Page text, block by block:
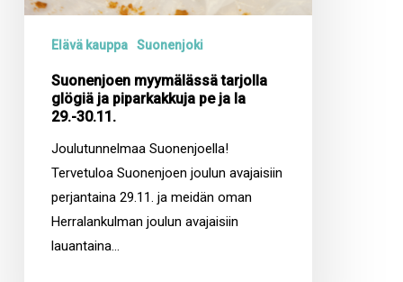
Elävä kauppa Suonenjoki
Suonenjoen myymälässä tarjolla
glögiä ja piparkakkuja pe ja la
29.-30.11.
Joulutunnelmaa Suonenjoella!
Tervetuloa Suonenjoen joulun avajaisiin
perjantaina 29.11. ja meidän oman
Herralankulman joulun avajaisiin
lauantaina…